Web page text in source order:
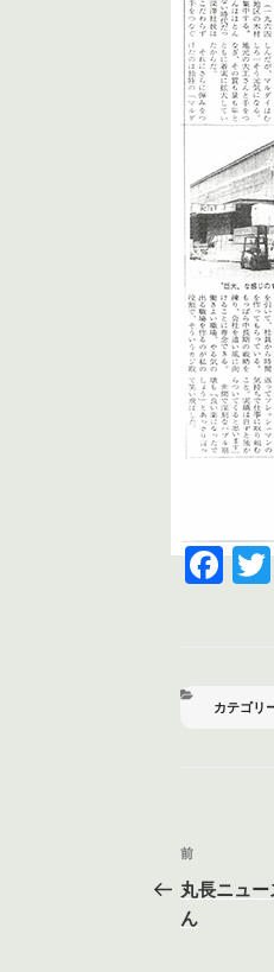
F
b
投
稿
ナ
前
の
投
前
丸長ニュ
ん